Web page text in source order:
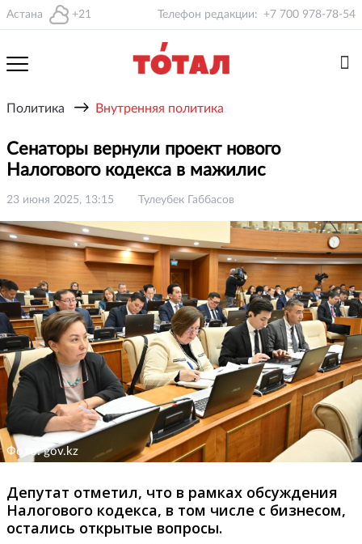
Астана +21 Телефон редакции: +7 700 978-78-54
Политика → Внутренняя политика
Сенаторы вернули проект нового
Налогового кодекса в мажилис
23 июня 2025, 13:15 Тулеубек Габбасов
Фото: gov.kz
Депутат отметил, что в рамках обсуждения
Налогового кодекса, в том числе с бизнесом,
остались открытые вопросы.